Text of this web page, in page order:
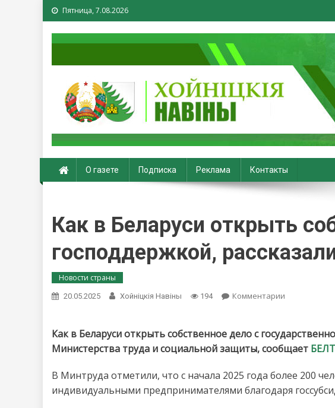
Пятница, 7.08.2026
Хойники. Хойнiцкiя навiны.
О газете Подписка Реклама Контакты
Как в Беларуси открыть
господдержкой,
Новости страны
20.05.2025 Хойнiцкiя Навiны 194 Комментарии
Беларуси
открыть
собственное
с
Как в Беларуси открыть собственное дело с
Министерства труда и социальной защиты, сообщает
В Минтруда отметили, что с начала 2025 года более 200
индивидуальными предпринимателями благодаря